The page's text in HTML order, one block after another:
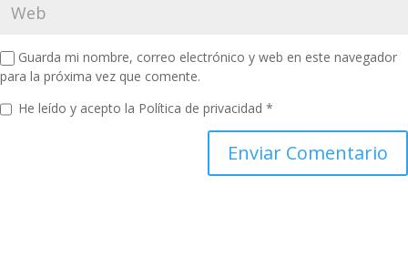
Guarda mi nombre, correo electrónico y web en este navegador
para la próxima vez que comente.
He leído y acepto la Política de privacidad *